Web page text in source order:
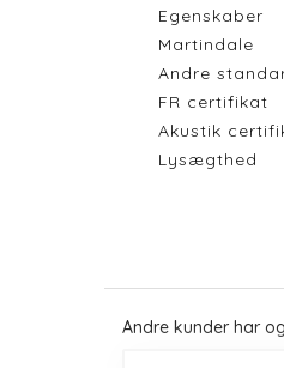
Egenskaber
Martindale
Andre
FR certifikat
Akustik
Lysægthed
Andre kunder har